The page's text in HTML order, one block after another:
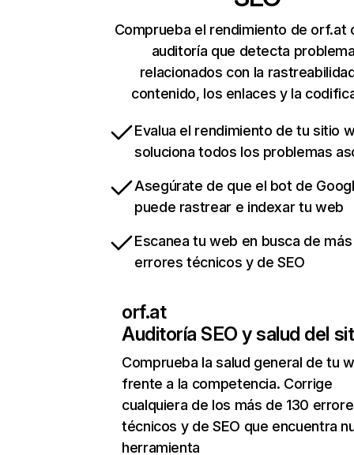
Comprueba el rendimiento de orf.at
auditoría que detecta
relacionados con la
contenido, los enlaces y la
Evalua el rendimiento de tu sitio
soluciona todos los problemas
Asegúrate de que el bot de
puede rastrear e indexar tu web
Escanea tu web en busca de
errores técnicos y de SEO
orf.at
Auditoría SEO y salud del
Comprueba la salud general de tu
frente a la competencia. Corrige
cualquiera de los más de 130
técnicos y de SEO que encuentra
herramienta